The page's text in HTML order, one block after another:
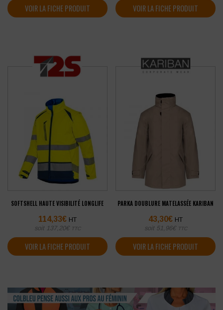
VOIR LA FICHE PRODUIT VOIR LA FICHE PRODUIT
SOFTSHELL HAUTE VISIBILITÉ LONGLIFE
114,33€ HT
soit 137,20€ TTC
VOIR LA FICHE PRODUIT
PARKA DOUBLURE MATELASSÉE KARIBAN
43,30€ HT
soit 51,96€ TTC
VOIR LA FICHE PRODUIT